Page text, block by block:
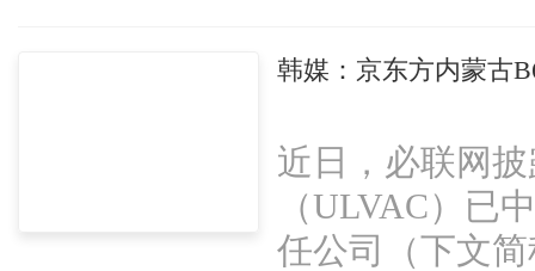
韩媒：京东方内蒙古
近日，必联网
（ULVAC）已
任公司（下文